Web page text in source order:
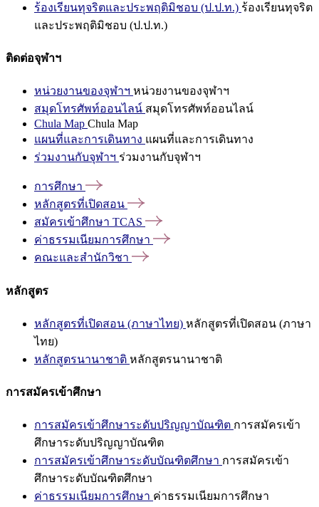
ร้องเรียนทุจริตและประพฤติมิชอบ (ป.ป.ท.) ร้องเรียนทุจริต
และประพฤติมิชอบ (ป.ป.ท.)
ติดต่อจุฬาฯ
หน่วยงานของจุฬาฯ หน่วยงานของจุฬาฯ
สมุดโทรศัพท์ออนไลน์ สมุดโทรศัพท์ออนไลน์
Chula Map Chula Map
แผนที่และการเดินทาง แผนที่และการเดินทาง
ร่วมงานกับจุฬาฯ ร่วมงานกับจุฬาฯ
การศึกษา
หลักสูตรที่เปิดสอน
สมัครเข้าศึกษา TCAS
ค่าธรรมเนียมการศึกษา
คณะและสำนักวิชา
หลักสูตร
หลักสูตรที่เปิดสอน (ภาษาไทย) หลักสูตรที่เปิดสอน (ภาษา
ไทย)
หลักสูตรนานาชาติ หลักสูตรนานาชาติ
การสมัครเข้าศึกษา
การสมัครเข้าศึกษาระดับปริญญาบัณฑิต การสมัครเข้า
ศึกษาระดับปริญญาบัณฑิต
การสมัครเข้าศึกษาระดับบัณฑิตศึกษา การสมัครเข้า
ศึกษาระดับบัณฑิตศึกษา
ค่าธรรมเนียมการศึกษา ค่าธรรมเนียมการศึกษา